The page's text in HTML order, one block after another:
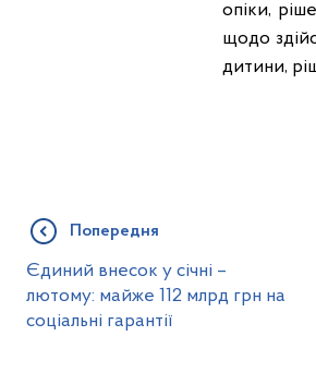
опіки,
щодо
дитини,
Попередня
Єдиний внесок у січні –
лютому: майже 112 млрд грн на
соціальні гарантії